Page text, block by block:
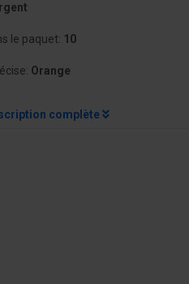
le paquet: 10
Orange
complète